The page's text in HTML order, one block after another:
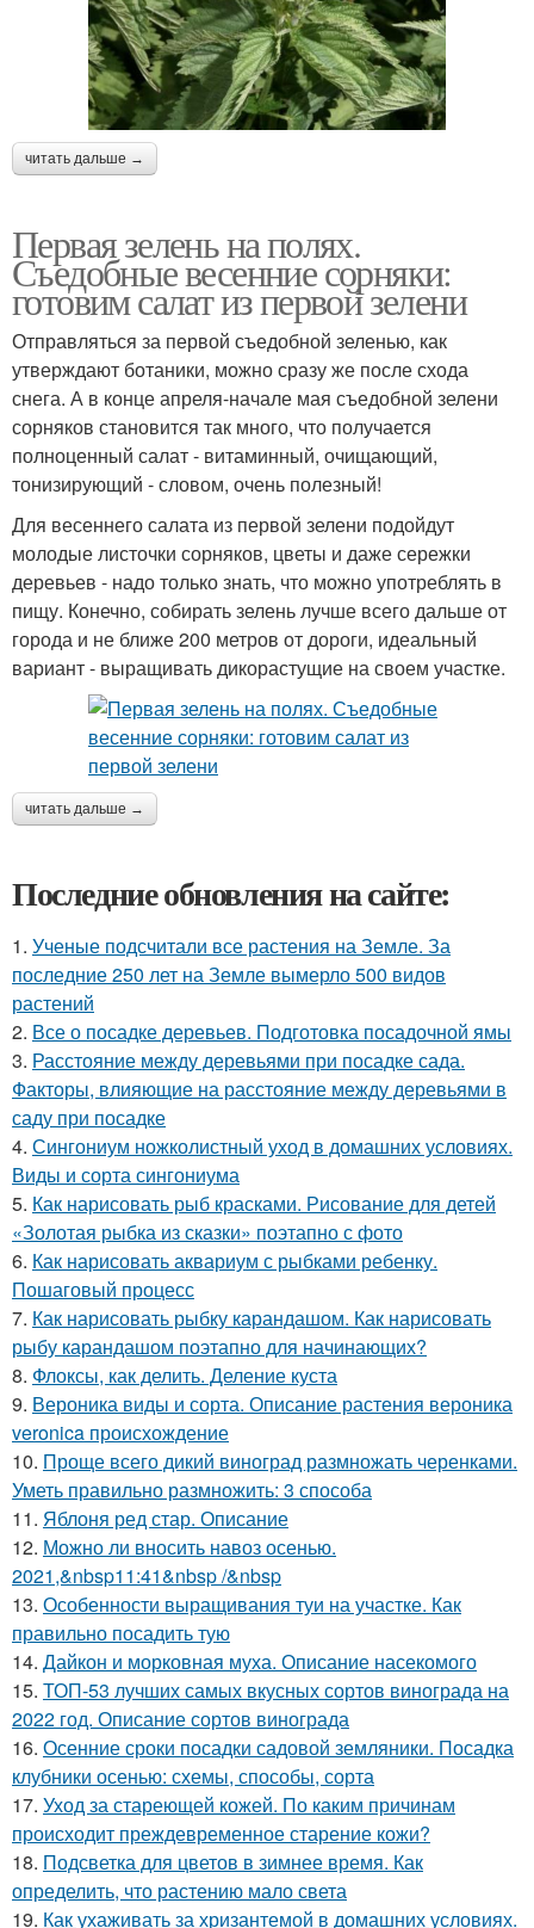
читать дальше →
Первая зелень на полях.
Съедобные весенние сорняки:
готовим салат из первой зелени
Отправляться за первой съедобной зеленью, как
утверждают ботаники, можно сразу же после схода
снега. А в конце апреля-начале мая съедобной зелени
сорняков становится так много, что получается
полноценный салат - витаминный, очищающий,
тонизирующий - словом, очень полезный!
Для весеннего салата из первой зелени подойдут
молодые листочки сорняков, цветы и даже сережки
деревьев - надо только знать, что можно употреблять в
пищу. Конечно, собирать зелень лучше всего дальше от
города и не ближе 200 метров от дороги, идеальный
вариант - выращивать дикорастущие на своем участке.
читать дальше →
Последние обновления на сайте:
1. Ученые подсчитали все растения на Земле. За
последние 250 лет на Земле вымерло 500 видов
растений
2. Все о посадке деревьев. Подготовка посадочной ямы
3. Расстояние между деревьями при посадке сада.
Факторы, влияющие на расстояние между деревьями в
саду при посадке
4. Сингониум ножколистный уход в домашних условиях.
Виды и сорта сингониума
5. Как нарисовать рыб красками. Рисование для детей
«Золотая рыбка из сказки» поэтапно с фото
6. Как нарисовать аквариум с рыбками ребенку.
Пошаговый процесс
7. Как нарисовать рыбку карандашом. Как нарисовать
рыбу карандашом поэтапно для начинающих?
8. Флоксы, как делить. Деление куста
9. Вероника виды и сорта. Описание растения вероника
veronica происхождение
10. Проще всего дикий виноград размножать черенками.
Уметь правильно размножить: 3 способа
11. Яблоня ред стар. Описание
12. Можно ли вносить навоз осенью.
2021,&nbsp11:41&nbsp /&nbsp
13. Особенности выращивания туи на участке. Как
правильно посадить тую
14. Дайкон и морковная муха. Описание насекомого
15. ТОП-53 лучших самых вкусных сортов винограда на
2022 год. Описание сортов винограда
16. Осенние сроки посадки садовой земляники. Посадка
клубники осенью: схемы, способы, сорта
17. Уход за стареющей кожей. По каким причинам
происходит преждевременное старение кожи?
18. Подсветка для цветов в зимнее время. Как
определить, что растению мало света
19. Как ухаживать за хризантемой в домашних условиях.